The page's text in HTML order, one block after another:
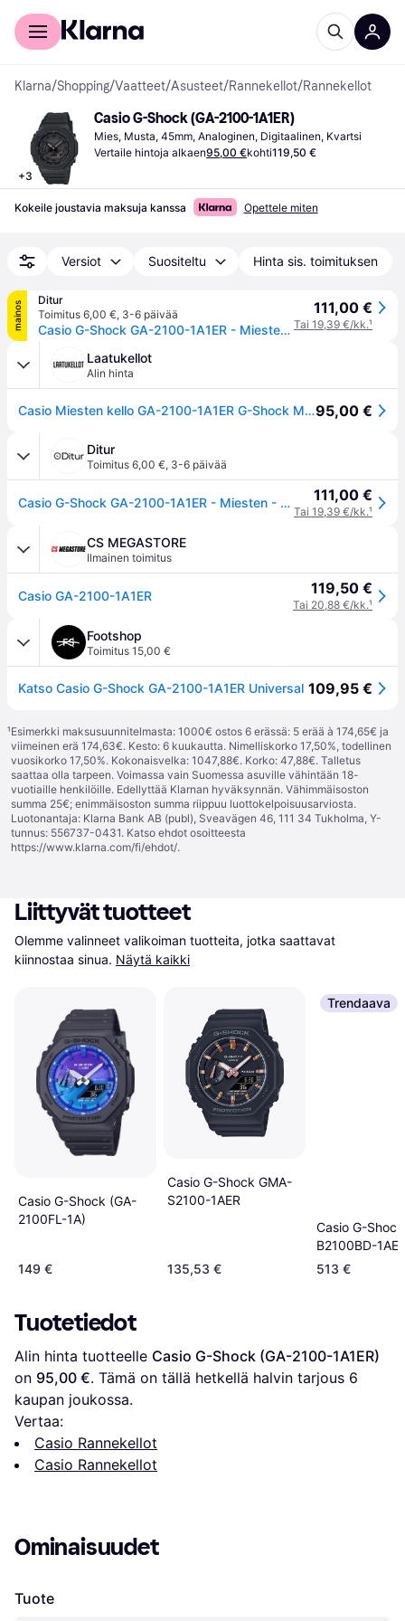
Kuluttajille
Klarna/Shopping/Vaatteet/Asusteet/Rannekellot/Rannekellot
+3
Casio G-Shock (GA-2100-1A1ER)
Mies, Musta, 45mm, Analoginen, Digitaalinen, Kvartsi
Vertaile hintoja alkaen95,00 €kohti119,50 €
Kokeile joustavia maksuja kanssa Opettele miten
Versiot Suositeltu Hinta sis. toimituksen
mainos
Ditur
Toimitus 6,00 €, 3-6 päivää
Casio G-Shock GA-2100-1A1ER - Miesten - 46 mm - Digitaalinen - Kvartsi - Mineraalilasi
111,00 €
Tai 19,39 €/kk.¹
Laatukellot
Alin hinta
Casio Miesten kello GA-2100-1A1ER G-Shock Musta/Muovi Ø45.4 mm95,00 €
Ditur
Toimitus 6,00 €, 3-6 päivää
Casio G-Shock GA-2100-1A1ER - Miesten - 46 mm - Digitaalinen - Kvartsi - Mineraalilasi 111,00 €
Tai 19,39 €/kk.¹
CS MEGASTORE
Ilmainen toimitus
Casio GA-2100-1A1ER 119,50 €
Tai 20,88 €/kk.¹
Footshop
Toimitus 15,00 €
Katso Casio G-Shock GA-2100-1A1ER Universal 109,95 €
¹Esimerkki maksusuunnitelmasta: 1000€ ostos 6 erässä: 5 erää à 174,65€ ja
viimeinen erä 174,63€. Kesto: 6 kuukautta. Nimelliskorko 17,50%, todellinen
vuosikorko 17,50%. Kokonaisvelka: 1047,88€. Korko: 47,88€. Talletus
saattaa olla tarpeen. Voimassa vain Suomessa asuville vähintään 18-
vuotiaille henkilöille. Edellyttää Klarnan hyväksynnän. Vähimmäisoston
summa 25€; enimmäisoston summa riippuu luottokelpoisuusarviosta.
Luotonantaja: Klarna Bank AB (publ), Sveavägen 46, 111 34 Tukholma, Y-
tunnus: 556737-0431. Katso ehdot osoitteesta
https://www.klarna.com/fi/ehdot/.
Liittyvät tuotteet
Olemme valinneet valikoiman tuotteita, jotka saattavat
kiinnostaa sinua. Näytä kaikki
Casio G-Shock (GA-
2100FL-1A)
149 €
Casio G-Shock GMA-
S2100-1AER
135,53 €
Trendaava
Casio G-
B2100BD-
513 €
Tuotetiedot
Alin hinta tuotteelle Casio G-Shock (GA-2100-1A1ER)
on 95,00 €. Tämä on tällä hetkellä halvin tarjous 6
kaupan joukossa.
Vertaa:
Casio Rannekellot
Casio Rannekellot
Ominaisuudet
Tuote